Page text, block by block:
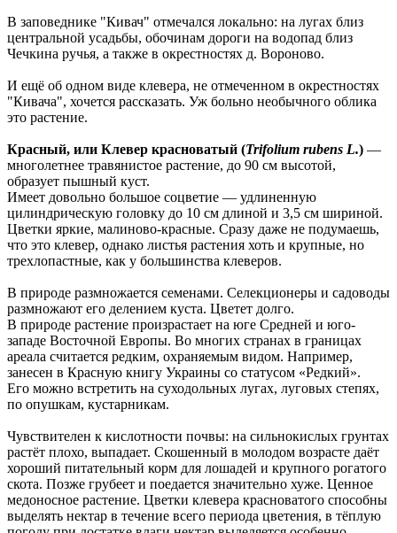
В заповеднике "Кивач" отмечался локально: на лугах близ
центральной усадьбы, обочинам дороги на водопад близ
Чечкина ручья, а также в окрестностях д. Вороново.
И ещё об одном виде клевера, не отмеченном в окрестностях
"Кивача", хочется рассказать. Уж больно необычного облика
это растение.
Красный, или Клевер красноватый (Trifolium rubens L.) —
многолетнее травянистое растение, до 90 см высотой,
образует пышный куст.
Имеет довольно большое соцветие — удлиненную
цилиндрическую головку до 10 см длиной и 3,5 см шириной.
Цветки яркие, малиново-красные. Сразу даже не подумаешь,
что это клевер, однако листья растения хоть и крупные, но
трехлопастные, как у большинства клеверов.
В природе размножается семенами. Селекционеры и садоводы
размножают его делением куста. Цветет долго.
В природе растение произрастает на юге Средней и юго-
западе Восточной Европы. Во многих странах в границах
ареала считается редким, охраняемым видом. Например,
занесен в Красную книгу Украины со статусом «Редкий».
Его можно встретить на суходольных лугах, луговых степях,
по опушкам, кустарникам.
Чувствителен к кислотности почвы: на сильнокислых грунтах
растёт плохо, выпадает. Скошенный в молодом возрасте даёт
хороший питательный корм для лошадей и крупного рогатого
скота. Позже грубеет и поедается значительно хуже. Ценное
медоносное растение. Цветки клевера красноватого способны
выделять нектар в течение всего периода цветения, в тёплую